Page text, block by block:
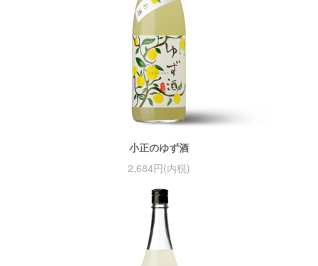
小正のゆず酒
2,684円(内税)